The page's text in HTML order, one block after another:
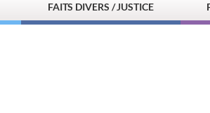
FAITS DIVERS / JUSTICE